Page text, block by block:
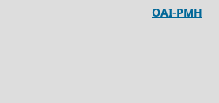
OAI-PMH